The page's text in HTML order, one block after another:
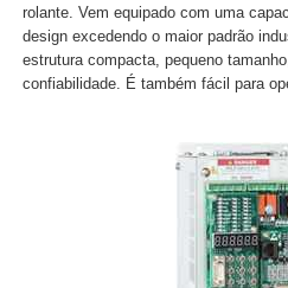
rolante. Vem equipado com uma
design excedendo o maior padrão
estrutura compacta, pequeno
confiabilidade. É também fácil para